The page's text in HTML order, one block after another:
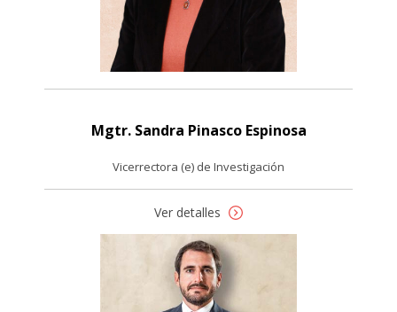
Mgtr. Sandra Pinasco Espinosa
Vicerrectora (e) de Investigación
Ver detalles